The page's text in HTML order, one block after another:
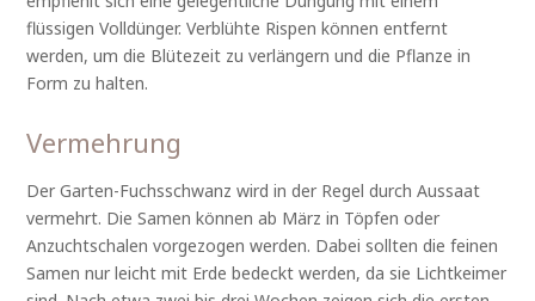
flüssigen Volldünger. Verblühte Rispen können entfernt
werden, um die Blütezeit zu verlängern und die Pflanze in
Form zu halten.
Vermehrung
Der Garten-Fuchsschwanz wird in der Regel durch Aussaat
vermehrt. Die Samen können ab März in Töpfen oder
Anzuchtschalen vorgezogen werden. Dabei sollten die feinen
Samen nur leicht mit Erde bedeckt werden, da sie Lichtkeimer